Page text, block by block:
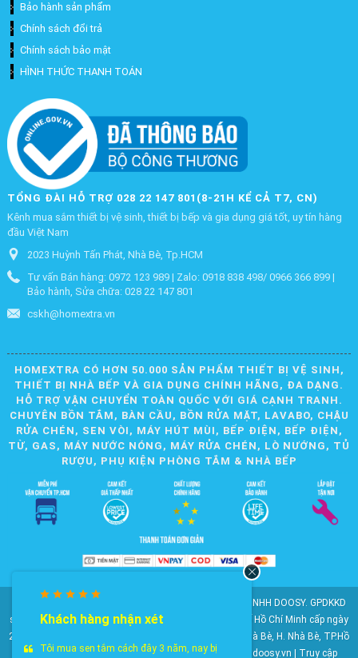
Bảo hành sản phẩm
Chính sách đổi trả
Chính sách bảo mật
HÌNH THỨC THANH TOÁN
TỔNG ĐÀI HỖ TRỢ 028 22 147 801(8-21H KỂ CẢ T7, CN)
Kênh mua sắm thiết bị vệ sinh, thiết bị bếp và gia dụng giá tốt, uy tín hàng
đầu Việt Nam
2023 Huỳnh Tấn Phát, Nhà Bè, Tp.HCM
Tư vấn Bán hàng: 0972 123 989 | Zalo: 0918 838 498/ 0966 366 899 |
Bảo hành, Sửa chữa: 028 22 147 801
cskh@homextra.vn
HOMEXTRA CÓ HƠN 50.000 SẢN PHẨM THIẾT BỊ VỆ SINH,
THIẾT BỊ NHÀ BẾP VÀ GIA DỤNG CHÍNH HÃNG, ĐA DẠNG.
HỖ TRỢ VẬN CHUYỂN TOÀN QUỐC VỚI GIÁ CẠNH TRANH.
CHUYÊN BỒN TẮM, BÀN CẦU, BỒN RỬA MẶT, LAVABO, CHẬU
RỬA CHÉN, SEN VÒI, MÁY HÚT MÙI, BẾP ĐIỆN, BẾP ĐIỆN,
TỪ, GAS, MÁY NƯỚC NÓNG, MÁY RỬA CHÉN, LÒ NƯỚNG, TỦ
RƯỢU, PHỤ KIỆN PHÒNG TẮM & NHÀ BẾP
© 2010-2025 Bản quyền nội dung thuộc về CÔNG TY TNHH DOOSY. GPDKKD
số: 0311.807.893 do Sở Kế hoạch và Đầu tư Thành phố Hồ Chí Minh cấp ngày
28/05/2012. Địa chỉ: 2023 Huỳnh Tấn Phát, KP6, TT. Nhà Bè, H. Nhà Bè, TP.Hồ
Chí Minh. Điện thoại: 028 22 147 801. Email: doosy@doosy.vn | Truy cập
Khách hàng nhận xét
Tôi mua sen tắm cách đây 3 năm, nay bị